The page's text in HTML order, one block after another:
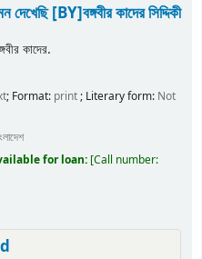
দেখেছি[BY]বঙ্গবীর কাদের সিদ্দিকী
কাদের.
; Format: print; Literary form: Not
for loan: Call number: